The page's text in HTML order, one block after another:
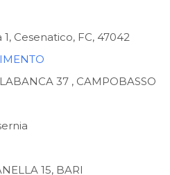
Cesenatico, FC, 47042
37 , CAMPOBASSO
15, BARI